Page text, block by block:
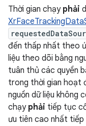
Thời gian chạy phải
đến thấp nhất theo
liệu theo dõi bằng
tuân thủ các quyền
trong thời gian hoạt
nguồn dữ liệu không
chạy phải tiếp tục
ưu tiên cao nhất tiếp